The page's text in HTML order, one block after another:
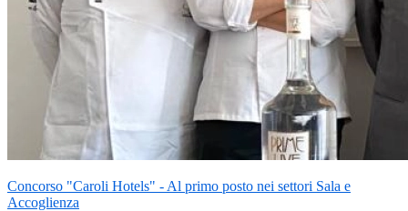
Concorso "Caroli Hotels" - Al primo posto nei settori Sala e
Accoglienza